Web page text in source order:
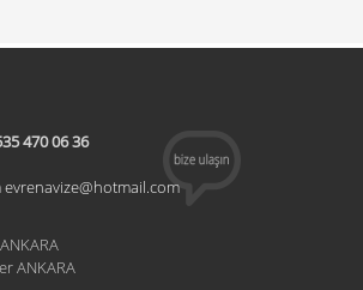
470 06 36
ANKARA